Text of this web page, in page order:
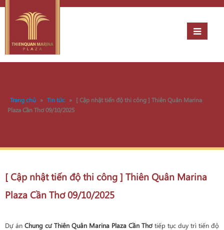
Trang chủ » Tin tức » [ Cập nhật tiến độ thi công ] Thiên Quân Marina
Plaza Cần Thơ 09/10/2025
[ Cập nhật tiến độ thi công ] Thiên Quân Marina
Plaza Cần Thơ 09/10/2025
Dự án Chung cư Thiên Quân Marina Plaza Cần Thơ tiếp tục duy trì tiến độ